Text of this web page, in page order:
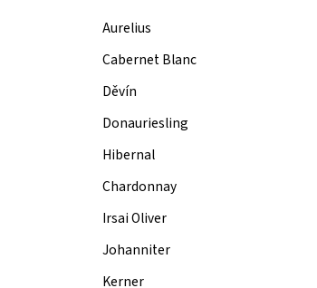
Aurelius
Cabernet Blanc
Děvín
Donauriesling
Hibernal
Chardonnay
Irsai Oliver
Johanniter
Kerner